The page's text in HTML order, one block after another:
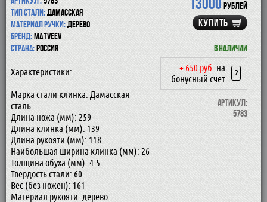
СКИДКА
рублей
КУПИТЬ
В наличии
+ 650 руб. на
бонусный счет
?
Артикул:
5783
Тип стали:дамасская
Материал ручки:дерево
Бренд:Matveev
Страна:Россия
Характеристики:
Марка стали клинка: Дамасская
сталь
Длина ножа (мм): 259
Длина клинка (мм): 139
Длина рукояти (мм): 118
Наибольшая ширина клинка (мм): 26
Толщина обуха (мм): 4.5
Твердость стали: 60
Вес (без ножен): 161
Материал рукояти: дерево